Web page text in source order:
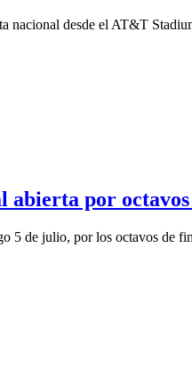
nacional desde el AT&T
abierta por
de julio, por los octavos de